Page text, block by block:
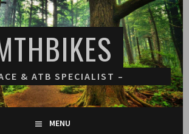
& ATB SPECIALIST –
MENU